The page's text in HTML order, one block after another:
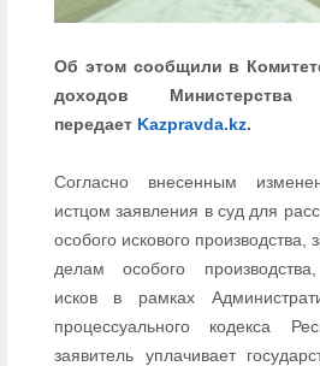
Об этом сообщили в
доходов
передает Kazpravda.kz.
Согласно внесенным
истцом заявления в суд для
особого искового
делам особого
исков в рамках
процессуального кодекса
заявитель уплачивает